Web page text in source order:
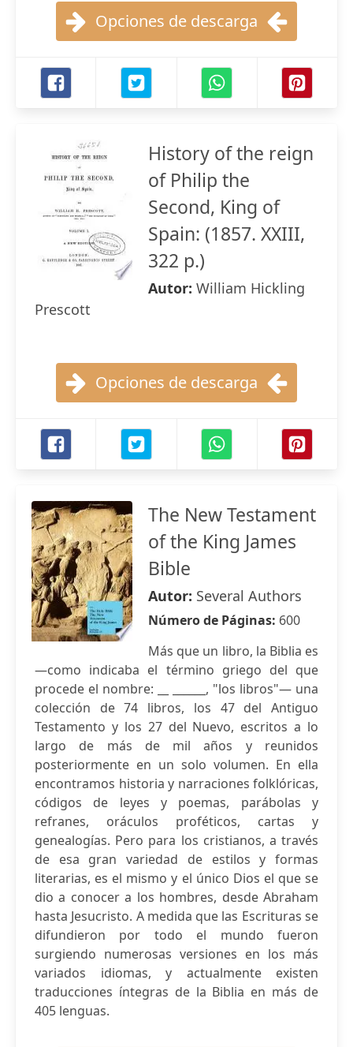
Opciones de descarga
History of the reign
of Philip the
Second, King of
Spain: (1857. XXIII,
322 p.)
Autor: William Hickling
Prescott
Opciones de descarga
The New Testament
of the King James
Bible
Autor: Several Authors
Número de Páginas: 600
Más que un libro, la Biblia es
—como indicaba el término griego del que
procede el nombre: __ ______, "los libros"— una
colección de 74 libros, los 47 del Antiguo
Testamento y los 27 del Nuevo, escritos a lo
largo de más de mil años y reunidos
posteriormente en un solo volumen. En ella
encontramos historia y narraciones folklóricas,
códigos de leyes y poemas, parábolas y
refranes, oráculos proféticos, cartas y
genealogías. Pero para los cristianos, a través
de esa gran variedad de estilos y formas
literarias, es el mismo y el único Dios el que se
dio a conocer a los hombres, desde Abraham
hasta Jesucristo. A medida que las Escrituras se
difundieron por todo el mundo fueron
surgiendo numerosas versiones en los más
variados idiomas, y actualmente existen
traducciones íntegras de la Biblia en más de
405 lenguas.